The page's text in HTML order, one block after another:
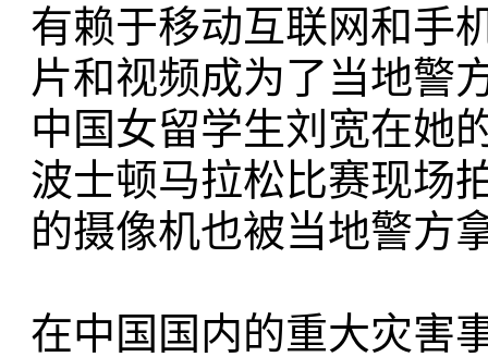
有赖于移动互联网和手
片和视频成为了当地警
中国女留学生刘宽在她
波士顿马拉松比赛现场
的摄像机也被当地警方
在中国国内的重大灾害